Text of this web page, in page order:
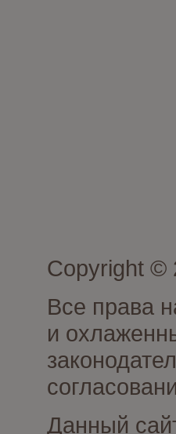
Copyright ©
Все права
и
Данный